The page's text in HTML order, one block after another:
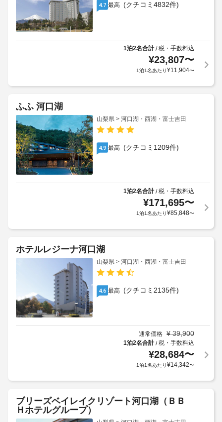
4.7 最高 (クチコミ4832件)
1泊2名合計/税・手数料込
¥23,807〜
1泊1名あたり¥11,904〜
ふふ 河口湖
山梨県 > 河口湖・西湖・富士吉田
4.9 最高 (クチコミ1209件)
1泊2名合計/税・手数料込
¥171,695〜
1泊1名あたり¥85,848〜
ホテルレジーナ河口湖
山梨県 > 河口湖・西湖・富士吉田
4.6 最高 (クチコミ2135件)
通常価格 ¥ 39,900
1泊2名合計/税・手数料込
¥28,684〜
1泊1名あたり¥14,342〜
ブリーズベイレイクリゾート河口湖（ＢＢ
Ｈホテルグループ）